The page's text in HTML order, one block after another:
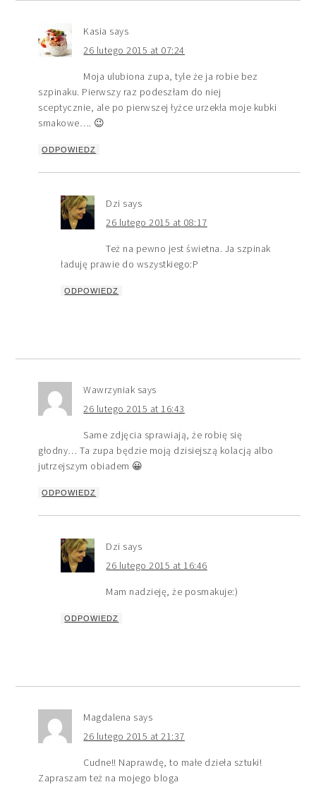
Kasia says
26 lutego 2015 at 07:24
Moja ulubiona zupa, tyle że ja robie bez
szpinaku. Pierwszy raz podeszłam do niej
sceptycznie, ale po pierwszej łyżce urzekła moje kubki
smakowe…. 😉
ODPOWIEDZ
Dzi says
26 lutego 2015 at 08:17
Też na pewno jest świetna. Ja szpinak
ładuję prawie do wszystkiego:P
ODPOWIEDZ
Wawrzyniak says
26 lutego 2015 at 16:43
Same zdjęcia sprawiają, że robię się
głodny… Ta zupa będzie moją dzisiejszą kolacją albo
jutrzejszym obiadem 😀
ODPOWIEDZ
Dzi says
26 lutego 2015 at 16:46
Mam nadzieję, że posmakuje:)
ODPOWIEDZ
Magdalena says
26 lutego 2015 at 21:37
Cudne!! Naprawdę, to małe dzieła sztuki!
Zapraszam też na mojego bloga